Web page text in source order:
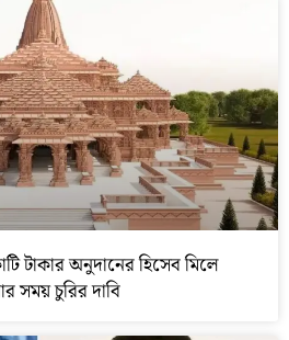
টাকার অনুদানের হিসেব মিলে
সময় চুরির দাবি